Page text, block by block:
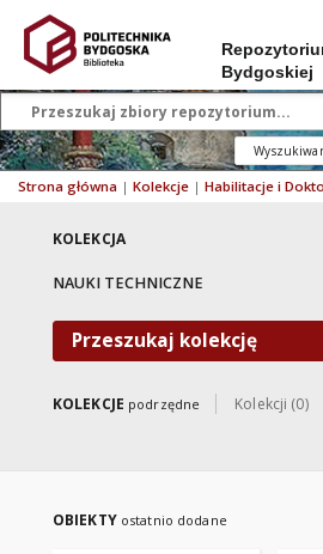
Bydgoskiej
Strona główna | Kolekcje | Habilitacje i
KOLEKCJA
NAUKI TECHNICZNE
Przeszukaj kolekcję
KOLEKCJE podrzędne Kolekcji (0)
OBIEKTY ostatnio dodane